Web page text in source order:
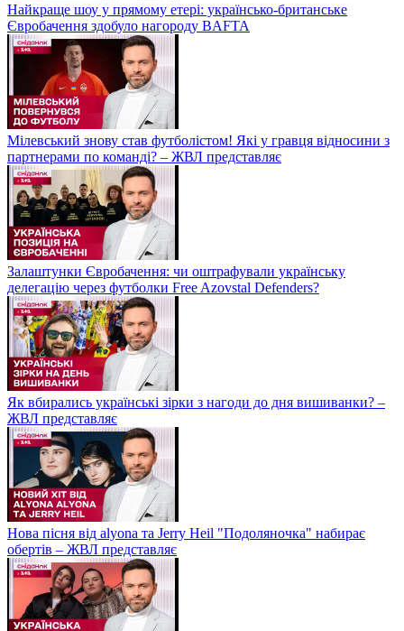
Найкраще шоу у прямому етері: українсько-британське
Євробачення здобуло нагороду BAFTA
Мілевський знову став футболістом! Які у гравця відносини з
партнерами по команді? – ЖВЛ представляє
Залаштунки Євробачення: чи оштрафували українську
делегацію через футболки Free Azovstal Defenders?
Як вбирались українські зірки з нагоди до дня вишиванки? –
ЖВЛ представляє
Нова пісня від alyona та Jerry Heil "Подоляночка" набирає
обертів – ЖВЛ представляє